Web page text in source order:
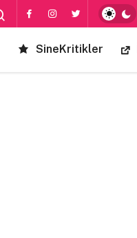
SineKritikler